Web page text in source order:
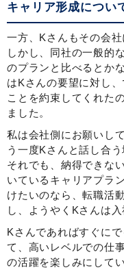
キャリア形成につい
一方、Kさんもその会
しかし、同社の一般的
のプランと比べるとか
はKさんの要望に対し
ことを約束してくれた
ました。
私は会社側にお願いし
う一度Kさんと話し合
それでも、納得できな
いているキャリアプラ
けたいのなら、転職活
し、ようやくKさんは入
Kさんであればすぐに
て、高いレベルでの仕
の活躍を楽しみにしてい